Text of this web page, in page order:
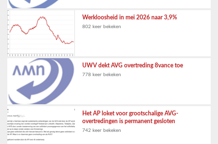
Werkloosheid in mei 2026 naar 3,9%
802 keer bekeken
UWV dekt AVG overtreding 8vance toe
778 keer bekeken
Het AP loket voor grootschalige AVG-
overtredingen is permanent gesloten
742 keer bekeken